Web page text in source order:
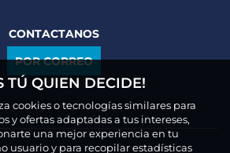
CONTACTANOS
POR CORREO
TÚ QUIEN DECIDE!
cookies o tecnologías similares para
y ofertas adaptadas a tus intereses,
una mejor experiencia en tu
usuario y para recopilar estadísticas